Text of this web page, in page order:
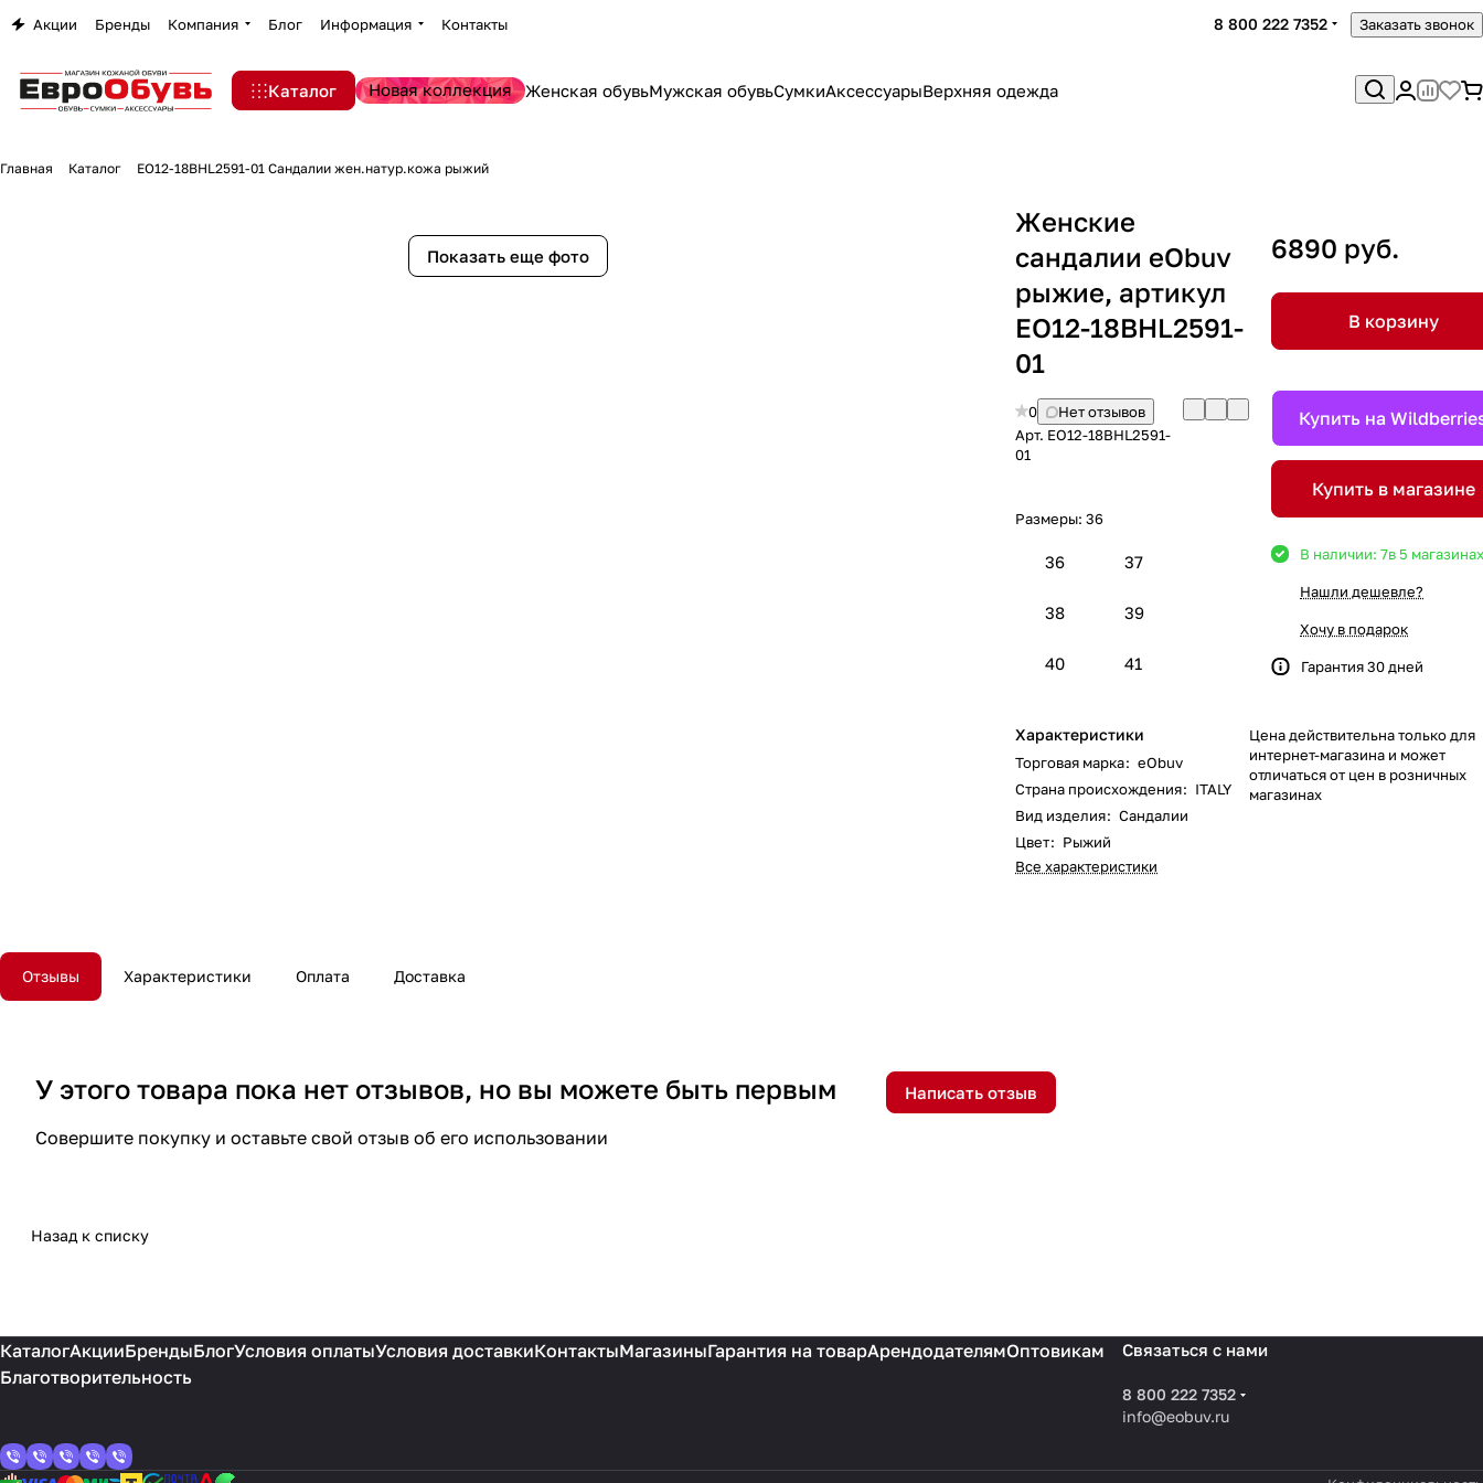
Акции Бренды Компания Блог Информация Контакты 8 800 222 7352 Заказать звонок
Каталог Новая коллекция Женская обувьМужская обувьСумкиАксессуарыВерхняя одежда
Главная Каталог EO12-18BHL2591-01 Сандалии жен.натур.кожа рыжий
Показать еще фото
Женские
сандалии eObuv
рыжие, артикул
EO12-18BHL2591-
01
0
Нет отзывов
Арт. EO12-18BHL2591-
01
Размеры: 36
36 37
38 39
40 41
Характеристики
Торговая марка: eObuv
Страна происхождения: ITALY
Вид изделия: Сандалии
Цвет: Рыжий
Все характеристики
6890 руб.
В корзину
Купить на
Купить в магазине
В наличии: 7в 5 магазинах
Нашли дешевле?
Хочу в подарок
Гарантия 30 дней
Цена действительна только для
интернет-магазина и может
отличаться от цен в розничных
магазинах
Отзывы Характеристики Оплата Доставка
У этого товара пока нет отзывов, но вы можете быть первым
Совершите покупку и оставьте свой отзыв об его использовании
Написать отзыв
Назад к списку
КаталогАкцииБрендыБлогУсловия оплатыУсловия доставкиКонтактыМагазиныГарантия на товарАрендодателямОптовикам
Благотворительность
Связаться с нами
8 800 222 7352
info@eobuv.ru